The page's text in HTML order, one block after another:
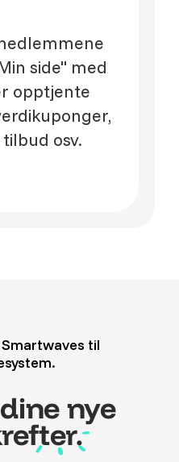
side" med
opptjente
osv.
til
nye